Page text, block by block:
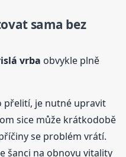
sama bez
vrba obvykle plně
přelití, je nutné upravit
sice může krátkodobě
se problém vrátí.
šanci na obnovu vitality